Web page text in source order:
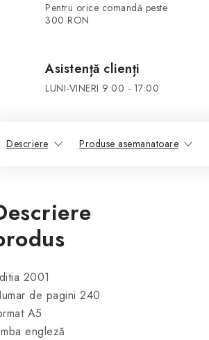
Pentru orice comandă peste
300 RON
Asistență clienți
LUNI-VINERI 9:00 - 17:00
Descriere Produse asemanatoare
2001
de pagini 240
A5
engleză